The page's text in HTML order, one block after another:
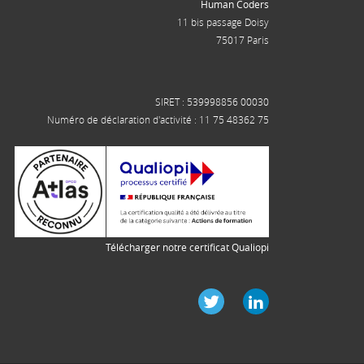
Human Coders
11 bis passage Doisy
75017 Paris
SIRET : 539998856 00030
Numéro de déclaration d'activité : 11 75 48362 75
Télécharger notre certificat Qualiopi